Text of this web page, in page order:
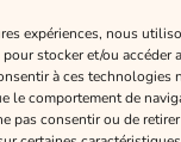
expériences, nous
stocker et/ou accéder
à ces technologies
le comportement de
pas consentir ou de
les mails de